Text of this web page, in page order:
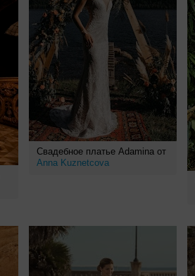
Свадебное платье Adamina от
Anna Kuznetcova